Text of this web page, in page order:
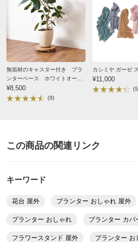
東京都
大きな鉢植えを載せるために買い
いいし、とにかく動かすのが楽に
2024/06/07
ホワイトオーク
い。パキラとか乗せてます。
ホワイトオーク
三重県
とにかく、びっくりするほど滑ら
無垢材のキャスター付き プラ
ンターベース ホワイトオー
ク 径24cm
¥8,500
(9)
カシミヤ ガーゼ
¥11,000
この商品の関連リンク
キーワード
花台 屋外 プランター おしゃれ 屋外
プランター おしゃれ プランター カバ
フラワースタンド 屋外 プランター お